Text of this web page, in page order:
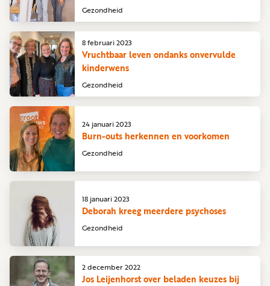
Gezondheid
Gezondheid
Vruchtbaar leven ondanks onvervulde
kinderwens
8 februari 2023
Gezondheid
Burn-outs herkennen en voorkomen
24 januari 2023
Gezondheid
Deborah kreeg meerdere psychoses
18 januari 2023
Jos Leijenhorst over beladen keuzes bij
2 december 2022